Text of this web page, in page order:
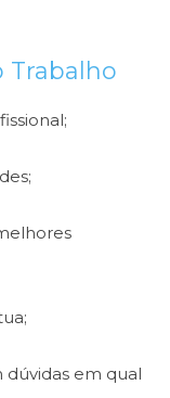
Trabalho
em qual